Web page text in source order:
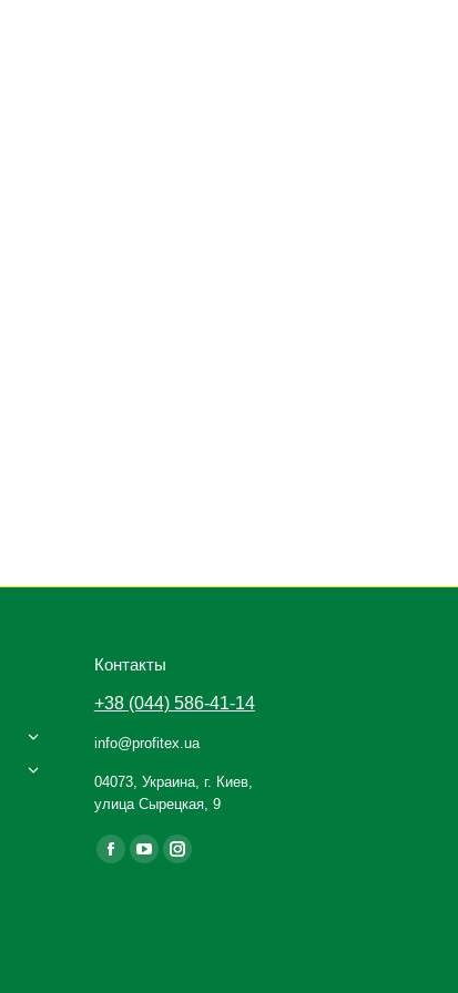
Контакты
+38 (044) 586-41-14
info@profitex.ua
04073, Украина, г. Киев,
улица Сырецкая, 9
Ищите нас:
Facebook
YouTubeInstagram